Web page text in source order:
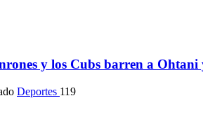
y los Cubs barren a
Deportes 119